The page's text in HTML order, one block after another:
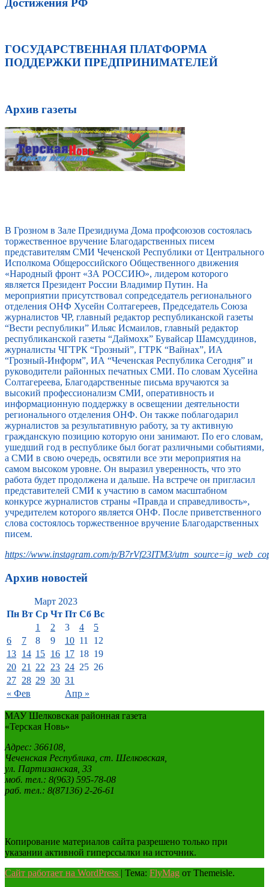
Достижения РФ
ГОСУДАРСТВЕННАЯ ПЛАТФОРМА
ПОДДЕРЖКИ ПРЕДПРИНИМАТЕЛЕЙ
Архив газеты
В Грозном в Зале Президиума Дома профсоюзов состоялась
торжественное вручение Благодарственных писем
представителям СМИ Чеченской Республики от Центрального
Исполкома Общероссийского Общественного движения
«Народный фронт «ЗА РОССИЮ», лидером которого
является Президент России Владимир Путин. На
мероприятии присутствовал сопредседатель регионального
отделения ОНФ Хусейн Солтагереев, Председатель Союза
журналистов ЧР, главный редактор республиканской газеты
“Вести республики” Ильяс Исмаилов, главный редактор
республиканской газеты “Даймохк” Бувайсар Шамсуддинов,
журналисты ЧГТРК “Грозный”, ГТРК “Вайнах”, ИА
“Грозный-Информ”, ИА “Чеченская Республика Сегодня” и
руководители районных печатных СМИ. По словам Хусейна
Солтагереева, Благодарственные письма вручаются за
высокий профессионализм СМИ, оперативность и
информационную поддержку в освещении деятельности
регионального отделения ОНФ. Он также поблагодарил
журналистов за результативную работу, за ту активную
гражданскую позицию которую они занимают. По его словам,
ушедший год в республике был богат различными событиями,
а СМИ в свою очередь, освятили все эти мероприятия на
самом высоком уровне. Он выразил уверенность, что это
работа будет продолжена и дальше. На встрече он пригласил
представителей СМИ к участию в самом масштабном
конкурсе журналистов страны «Правда и справедливость»,
учредителем которого является ОНФ. После приветственного
слова состоялось торжественное вручение Благодарственных
писем.
https://www.instagram.com/p/B7rVf23ITM3/
Архив новостей
Март 2023
Пн Вт Ср Чт Пт Сб Вс
« Фев Апр »
1 2 3 4
5
6
7 8 9 10 11
12
13 14 15 16 17 18 19
20 21 22 23 24 25 26
27 28 29 30 31
МАУ Шелковская районная газета
«Терская Новь»
Адрес: 366108,
Чеченская Республика, ст. Шелковская,
ул. Партизанская, 33
моб. тел.: 8(963) 595-78-08
раб. тел.: 8(87136) 2-26-61
Копирование материалов сайта разрешено только при
указании активной гиперссылки на источник.
Сайт работает на WordPress | Тема: FlyMag от Themeisle.